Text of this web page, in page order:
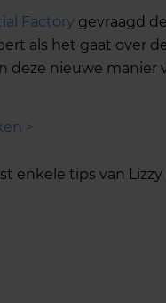
Factory gevraagd
als het gaat over
deze nieuwe manier
>
enkele tips van